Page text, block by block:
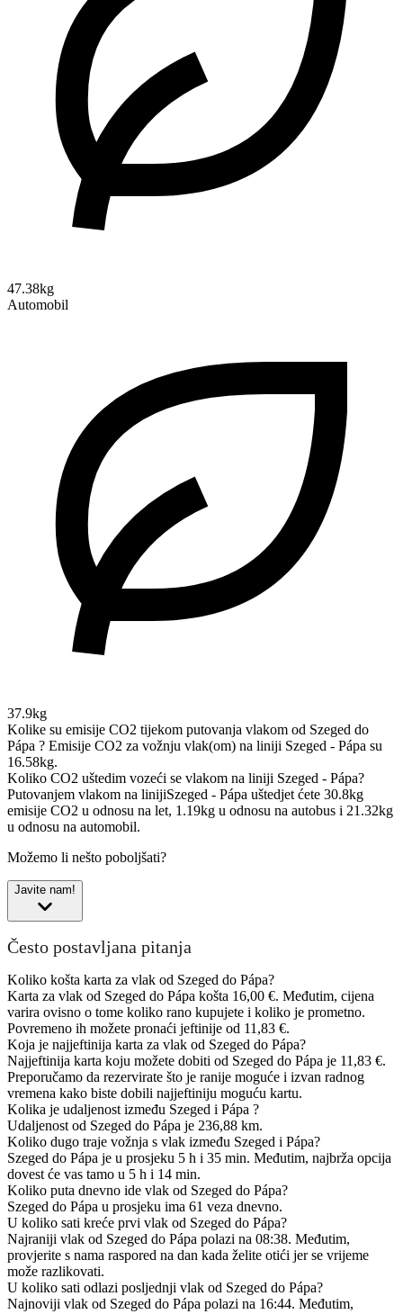
47.38kg
Automobil
37.9kg
Kolike su emisije CO2 tijekom putovanja vlakom od Szeged do
Pápa ? Emisije CO2 za vožnju vlak(om) na liniji Szeged - Pápa su
16.58kg.
Koliko CO2 uštedim vozeći se vlakom na liniji Szeged - Pápa?
Putovanjem vlakom na linijiSzeged - Pápa uštedjet ćete 30.8kg
emisije CO2 u odnosu na let, 1.19kg u odnosu na autobus i 21.32kg
u odnosu na automobil.
Možemo li nešto poboljšati?
Javite nam!
Često postavljana pitanja
Koliko košta karta za vlak od Szeged do Pápa?
Karta za vlak od Szeged do Pápa košta 16,00 €. Međutim, cijena
varira ovisno o tome koliko rano kupujete i koliko je prometno.
Povremeno ih možete pronaći jeftinije od 11,83 €.
Koja je najjeftinija karta za vlak od Szeged do Pápa?
Najjeftinija karta koju možete dobiti od Szeged do Pápa je 11,83 €.
Preporučamo da rezervirate što je ranije moguće i izvan radnog
vremena kako biste dobili najjeftiniju moguću kartu.
Kolika je udaljenost između Szeged i Pápa ?
Udaljenost od Szeged do Pápa je 236,88 km.
Koliko dugo traje vožnja s vlak između Szeged i Pápa?
Szeged do Pápa je u prosjeku 5 h i 35 min. Međutim, najbrža opcija
dovest će vas tamo u 5 h i 14 min.
Koliko puta dnevno ide vlak od Szeged do Pápa?
Szeged do Pápa u prosjeku ima 61 veza dnevno.
U koliko sati kreće prvi vlak od Szeged do Pápa?
Najraniji vlak od Szeged do Pápa polazi na 08:38. Međutim,
provjerite s nama raspored na dan kada želite otići jer se vrijeme
može razlikovati.
U koliko sati odlazi posljednji vlak od Szeged do Pápa?
Najnoviji vlak od Szeged do Pápa polazi na 16:44. Međutim,